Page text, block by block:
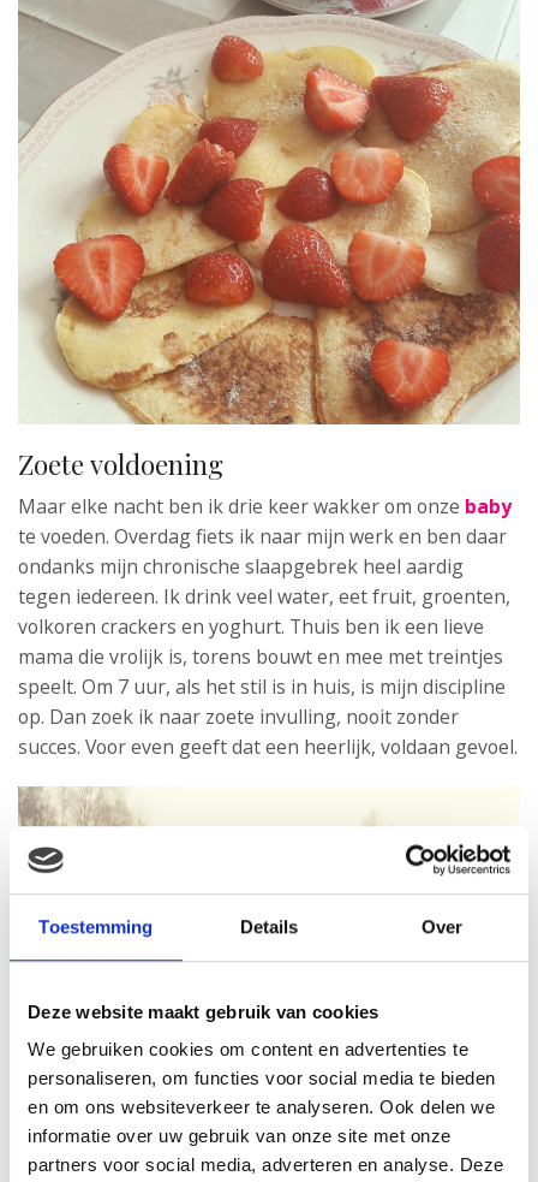
Toestemming Details Over
Deze website maakt gebruik van cookies
We gebruiken cookies om content en advertenties te
personaliseren, om functies voor social media te bieden
en om ons websiteverkeer te analyseren. Ook delen we
informatie over uw gebruik van onze site met onze
partners voor social media, adverteren en analyse. Deze
Zoete voldoening
Maar elke nacht ben ik drie keer wakker om onze baby
te voeden. Overdag fiets ik naar mijn werk en ben daar
ondanks mijn chronische slaapgebrek heel aardig
tegen iedereen. Ik drink veel water, eet fruit, groenten,
volkoren crackers en yoghurt. Thuis ben ik een lieve
mama die vrolijk is, torens bouwt en mee met treintjes
speelt. Om 7 uur, als het stil is in huis, is mijn discipline
op. Dan zoek ik naar zoete invulling, nooit zonder
succes. Voor even geeft dat een heerlijk, voldaan gevoel.